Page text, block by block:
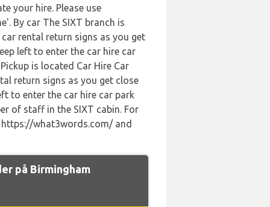
your hire. Please use
By car The SIXT branch is
rental return signs as you get
left to enter the car hire car
is located Car Hire Car
return signs as you get close
to enter the car hire car park
of staff in the SIXT cabin. For
what3words.com/ and
på Birmingham